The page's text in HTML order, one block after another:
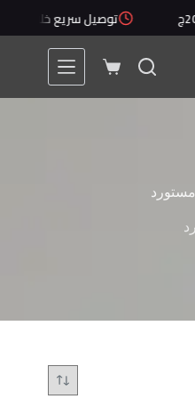
توصيل سريع خلال 1 - 5 أيام
عربة